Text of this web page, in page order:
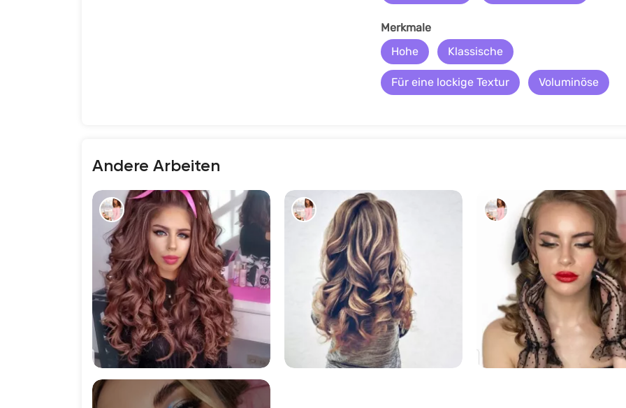
Merkmale
Hohe
Klassische
Für eine lockige Textur Voluminöse
Andere Arbeiten
496 1356